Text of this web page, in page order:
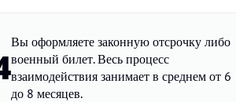
Вы оформляете законную отсрочку либо
военный билет. Весь процесс
взаимодействия занимает в среднем от 6
до 8 месяцев.